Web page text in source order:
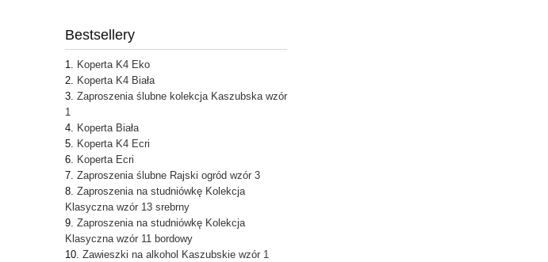
Bestsellery
Koperta K4 Eko
Koperta K4 Biała
Zaproszenia ślubne kolekcja Kaszubska wzór
1
Koperta Biała
Koperta K4 Ecri
Koperta Ecri
Zaproszenia ślubne Rajski ogród wzór 3
Zaproszenia na studniówkę Kolekcja
Klasyczna wzór 13 srebrny
Zaproszenia na studniówkę Kolekcja
Klasyczna wzór 11 bordowy
Zawieszki na alkohol Kaszubskie wzór 1